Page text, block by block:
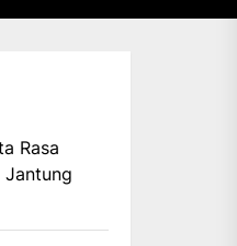
Rasa
Jantung